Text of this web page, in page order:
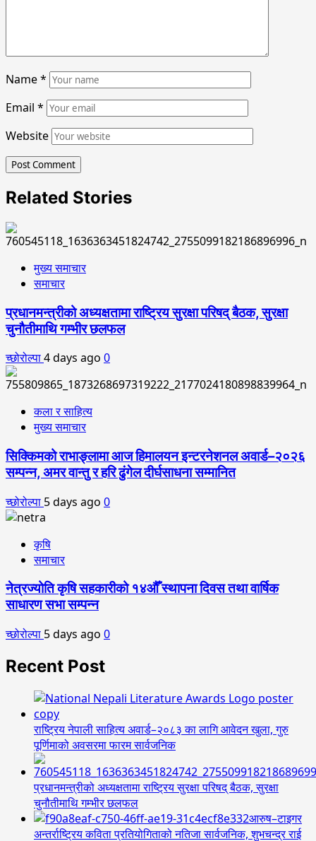
Name*
Email *
Website
Related Stories
मुख्य समाचार
समाचार
प्रधानमन्त्रीको अध्यक्षतामा राष्ट्रिय सुरक्षा परिषद् बैठक, सुरक्षा
चुनौतीमाथि गम्भीर छलफल
च्छोरोल्पा4 days ago 0
कला र साहित्य
मुख्य समाचार
सिक्किमको राभाङ्लामा आज हिमालयन इन्टरनेशनल अवार्ड–२०२६
सम्पन्न, अमर वान्तु र हरि ढुंगेल दीर्घसाधना सम्मानित
च्छोरोल्पा 5 days ago 0
कृषि
समाचार
नेत्रज्योति कृषि सहकारीको १४औँ स्थापना दिवस तथा वार्षिक
साधारण सभा सम्पन्न
च्छोरोल्पा 5 days ago 0
Recent Post
राष्ट्रिय नेपाली साहित्य अवार्ड–२०८३ का लागि आवेदन खुला, गुरु
पूर्णिमाको अवसरमा फारम सार्वजनिक
प्रधानमन्त्रीको अध्यक्षतामा राष्ट्रिय सुरक्षा परिषद् बैठक, सुरक्षा
चुनौतीमाथि गम्भीर छलफल
आरुष–टाइगर
अन्तर्राष्ट्रिय कविता प्रतियोगिताको नतिजा सार्वजनिक, शुभचन्द्र राई